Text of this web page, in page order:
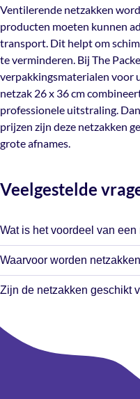
producten moeten kunnen
transport. Dit helpt om
vochtproblemen te
hoogwaardige
uiteenlopende
combineert kwaliteit,
professionele uitstraling.
scherpe prijzen zijn deze
kleine als grote afnames.
Ventilerende netzakken
producten moeten kunnen
transport. Dit helpt om
te verminderen. Bij The
verpakkingsmaterialen voor
netzak 26 x 36 cm
professionele uitstraling.
prijzen zijn deze netzakken
grote afnames.
Veelgestelde
Wat is het voordeel van een
Een netzak zorgt voor goede
presentatie van het product.
direct zichtbaar voor de
Waarvoor worden
Netzakken worden veel
groente, fruit, schelpdieren,
producten goed zichtbaar en
Zijn de netzakken geschikt
voedingsmiddelen zoals
en mosselen.